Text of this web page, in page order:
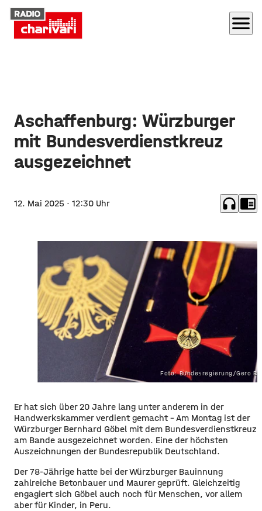
menu
Aschaffenburg: Würzburger
mit Bundesverdienstkreuz
ausgezeichnet
12. Mai 2025 · 12:30 Uhr headphones chrome_reader_mode
Foto: Bundesregierung/Gero
​​Er hat sich über 20 Jahre lang unter anderem in der
Handwerkskammer verdient gemacht – Am Montag ist der
Würzburger Bernhard Göbel mit dem Bundesverdienstkreuz
am Bande ausgezeichnet worden. Eine der höchsten
Auszeichnungen der Bundesrepublik Deutschland.
​Der 78-Jährige hatte bei der Würzburger Bauinnung
zahlreiche Betonbauer und Maurer geprüft. Gleichzeitig
engagiert sich Göbel auch noch für Menschen, vor allem
aber für Kinder, in Peru.